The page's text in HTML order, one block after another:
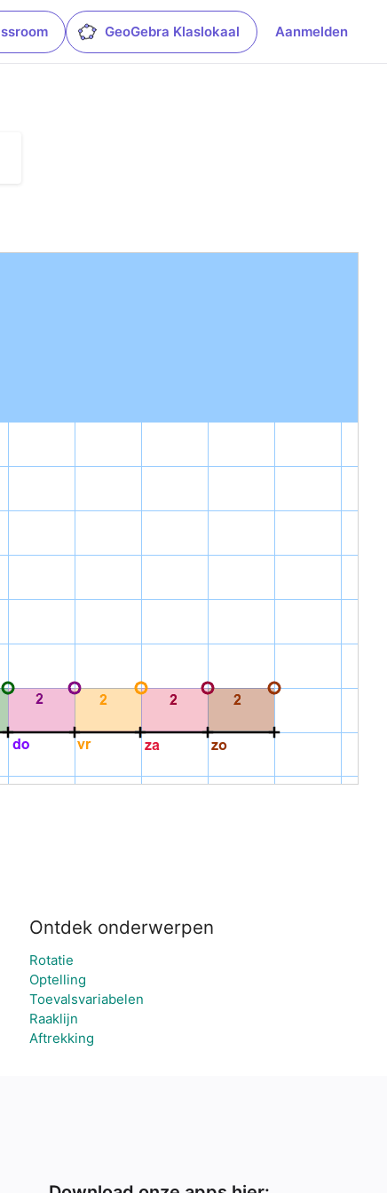
GeoGebra Klaslokaal Aanmelden
Ontdek onderwerpen
Rotatie
Optelling
Toevalsvariabelen
Raaklijn
Aftrekking